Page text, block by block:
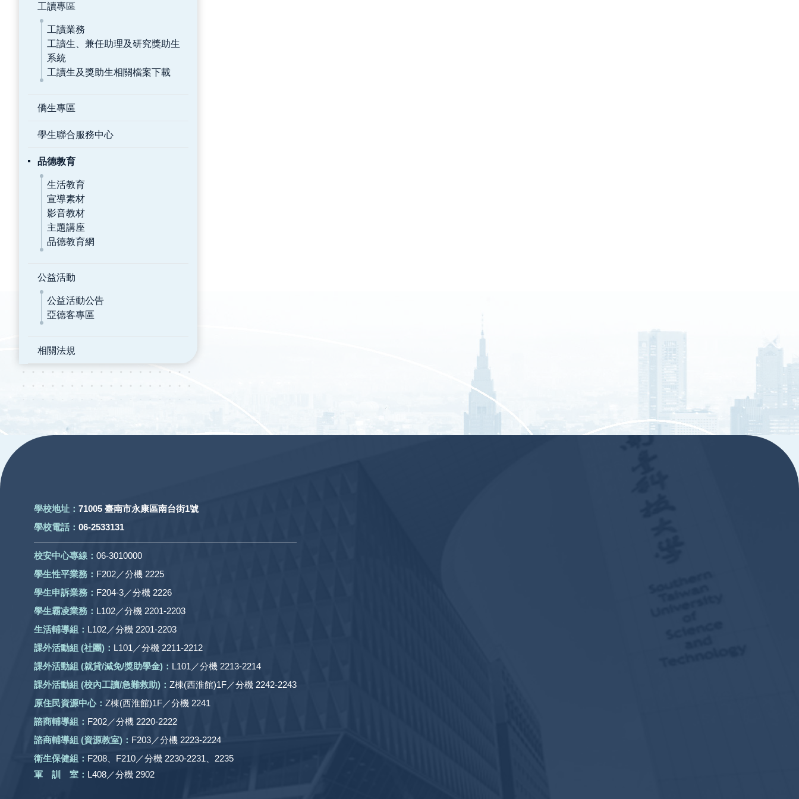
工讀專區
工讀業務
工讀生、兼任助理及研究獎助生
系統
工讀生及獎助生相關檔案下載
僑生專區
學生聯合服務中心
品德教育
生活教育
宣導素材
影音教材
主題講座
品德教育網
公益活動
公益活動公告
亞德客專區
相關法規
:::
學校地址： 71005 臺南市永康區南台街1號
學校電話： 06-2533131
校安中心專線： 06-3010000
學生性平業務： F202／分機 2225
學生申訴業務： F204-3／分機 2226
學生霸凌業務： L102／分機 2201-2203
生活輔導組： L102／分機 2201-2203
課外活動組 (社團) ： L101／分機 2211-2212
課外活動組 (就貸/減免/獎助學金)： L101／分機 2213-2214
課外活動組 (校內工讀/急難救助) ： Z棟(西淮館)1F／分機 2242-2243
原住民資源中心： Z棟(西淮館)1F／分機 2241
諮商輔導組： F202／分機 2220-2222
諮商輔導組 (資源教室)： F203／分機 2223-2224
衛生保健組： F208、F210／分機 2230-2231、2235
軍 訓 室： L408／分機 2902